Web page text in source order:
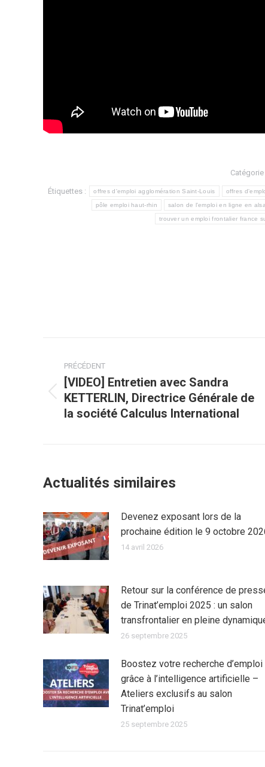
Catégorie
Étiquettes : offres d'emploi agglomération Saint-Louis offres
pôle emploi haut-rhin salon de l'emploi en ligne en
trouver un emploi frontalier france
article
PRÉCÉDENT
Article
précédent
[VIDEO] Entretien avec Sandra
KETTERLIN, Directrice Générale de
la société Calculus International
Actualités similaires
Devenez exposant lors de la
prochaine édition le 9 octobre
14 avril 2026
Retour sur la conférence de
de Trinat’emploi 2025 : un salon
transfrontalier en pleine
26 septembre 2025
Boostez votre recherche d’emploi
grâce à l’intelligence artificielle –
Ateliers exclusifs au salon
Trinat’emploi
25 septembre 2025